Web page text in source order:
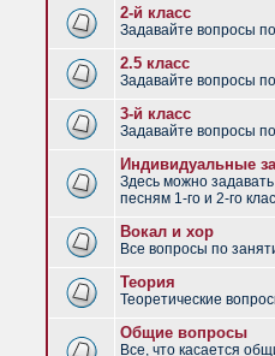
2-й класс
Задавайте вопросы
2.5 класс
Задавайте вопросы
3-й класс
Задавайте вопросы
Индивидуальные
Здесь можно
песням 1-го и 2-го
Вокал и хор
Все вопросы по
Теория
Теоретические
Общие вопросы
Все, что касается